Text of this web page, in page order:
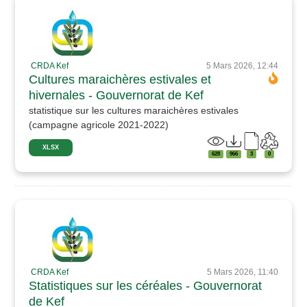
CRDA Kef 5 Mars 2026, 12:44
Cultures maraichères estivales et
hivernales - Gouvernorat de Kef
statistique sur les cultures maraichères estivales
(campagne agricole 2021-2022)
XLSX
628 966 3 0
CRDA Kef 5 Mars 2026, 11:40
Statistiques sur les céréales - Gouvernorat
de Kef